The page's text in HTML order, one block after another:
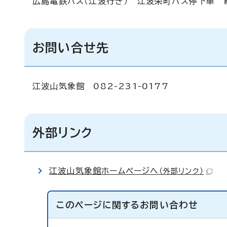
お問い合せ先
江波山気象館 082-231-0177
外部リンク
江波山気象館ホームページへ （外部リンク）
このページに関する お問い合わせ